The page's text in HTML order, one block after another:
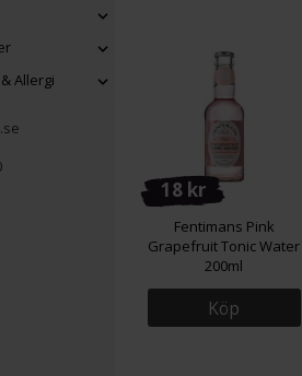
Allergi
18 kr
Fentimans Pink
Grapefruit Tonic Water
200ml
Köp